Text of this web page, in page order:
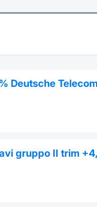
Deutsche
gruppo II trim